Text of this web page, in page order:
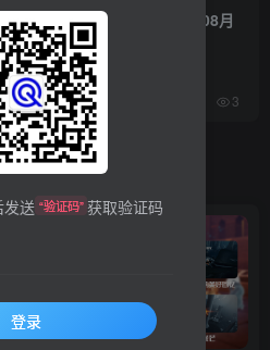
光遇任务指南 – 2026年08月
08日
光遇每日任务
昨天 3
发送 “验证码” 获取验证码
登录